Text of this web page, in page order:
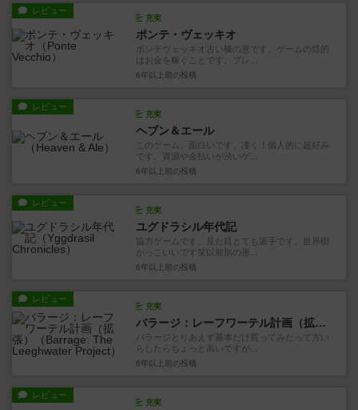
レビュー
充実
ポンテ・ヴェッキオ
ポンテヴェッキオ古い橋の意です。ゲームの目的
はお金を稼ぐことです。プレ...
6年以上前 の投稿
レビュー
充実
ヘブン＆エール
このゲーム、面白いです、凄く！個人的に超好み
です、資源や金払いが渋いゲ...
6年以上前 の投稿
レビュー
充実
ユグドラシル年代記
協力ゲームです。見た目とても派手です。世界樹
かっこいいです笑以前別の形...
6年以上前 の投稿
レビュー
充実
バラージ：レーフワーテル計画（拡張）
バラージとりあえず基本だけ買ってみたって方い
らしたらちょっと高いですが...
6年以上前 の投稿
レビュー
充実